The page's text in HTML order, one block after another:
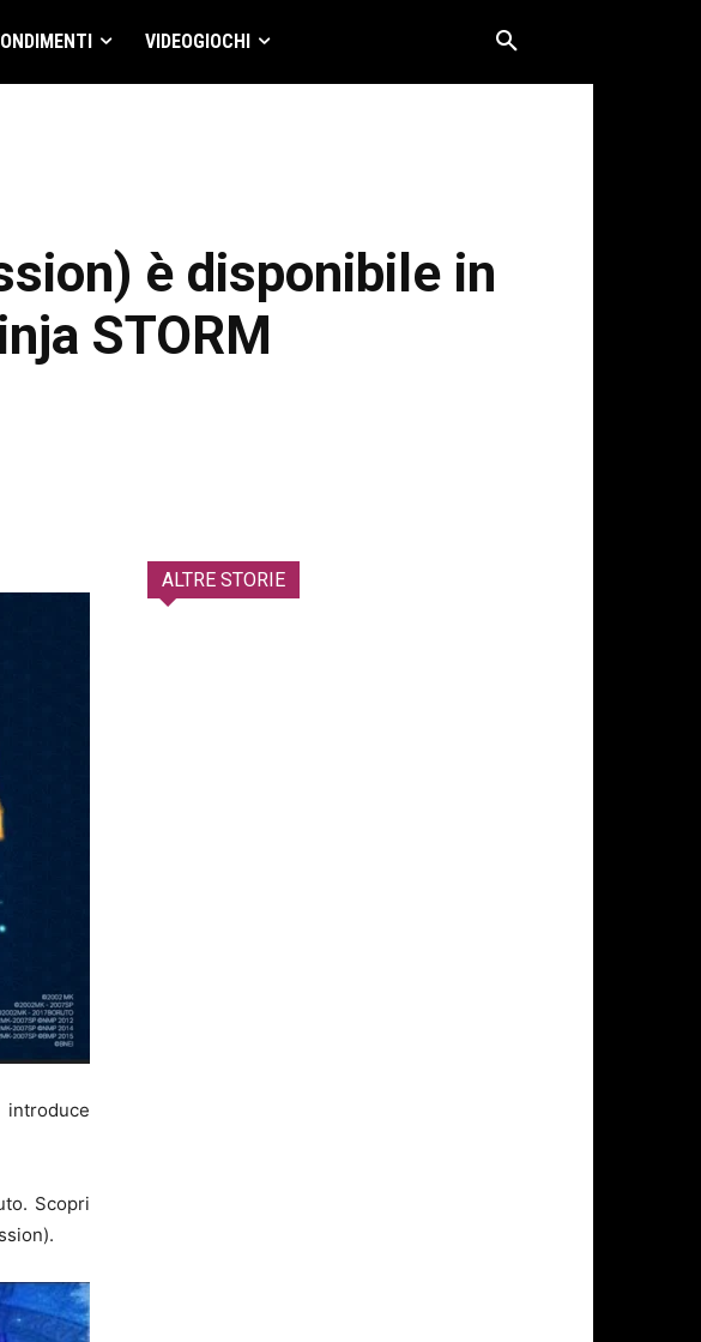
VIDEOGIOCHI
è disponibile in
STORM
Scopri
ALTRE STORIE